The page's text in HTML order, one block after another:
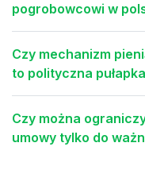
pogrobowcowi w
Czy mechanizm
to polityczna
Czy można
umowy tylko do